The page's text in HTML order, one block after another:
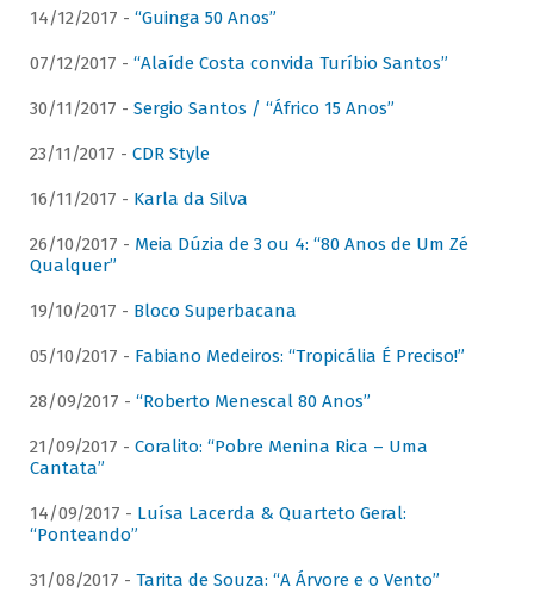
14/12/2017 - “Guinga 50 Anos”
07/12/2017 - “Alaíde Costa convida Turíbio Santos”
30/11/2017 - Sergio Santos / “Áfrico 15 Anos”
23/11/2017 - CDR Style
16/11/2017 - Karla da Silva
26/10/2017 - Meia Dúzia de 3 ou 4: “80 Anos de Um Zé
Qualquer”
19/10/2017 - Bloco Superbacana
05/10/2017 - Fabiano Medeiros: “Tropicália É Preciso!”
28/09/2017 - “Roberto Menescal 80 Anos”
21/09/2017 - Coralito: “Pobre Menina Rica – Uma
Cantata”
14/09/2017 - Luísa Lacerda & Quarteto Geral:
“Ponteando”
31/08/2017 - Tarita de Souza: “A Árvore e o Vento”